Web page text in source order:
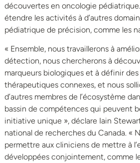
découvertes en oncologie
étendre les activités à d’autres
pédiatrique de précision, comme les
« Ensemble, nous travaillerons à
détection, nous chercherons à
marqueurs biologiques et à définir
thérapeutiques connexes, et nous
d’autres membres de l’écosystème
bassin de compétences qui peuvent
initiative unique », déclare Iain
national de recherches du Canada. «
permettre aux cliniciens de mettre à
développées conjointement, comme